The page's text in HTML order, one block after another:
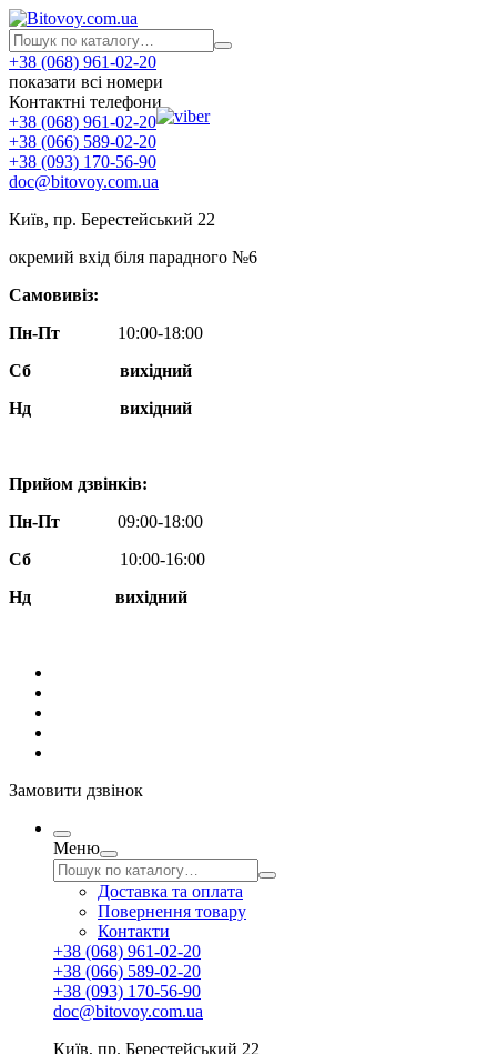
+38 (068) 961-02-20
показати всі номери
Контактні телефони
+38 (068) 961-02-20
+38 (066) 589-02-20
+38 (093) 170-56-90
doc@bitovoy.com.ua
Київ, пр. Берестейський 22
окремий вхід біля парадного №6
Самовивіз:
Пн-Пт
10:00-18:00
Сб
вихідний
Нд
вихідний
Прийом дзвінків:
Пн-Пт
09:00-18:00
Сб
10:00-16:00
Нд вихідний
Замовити дзвінок
Меню
Доставка та оплата
Повернення товару
Контакти
+38 (068) 961-02-20
+38 (066) 589-02-20
+38 (093) 170-56-90
doc@bitovoy.com.ua
Київ, пр. Берестейський 22